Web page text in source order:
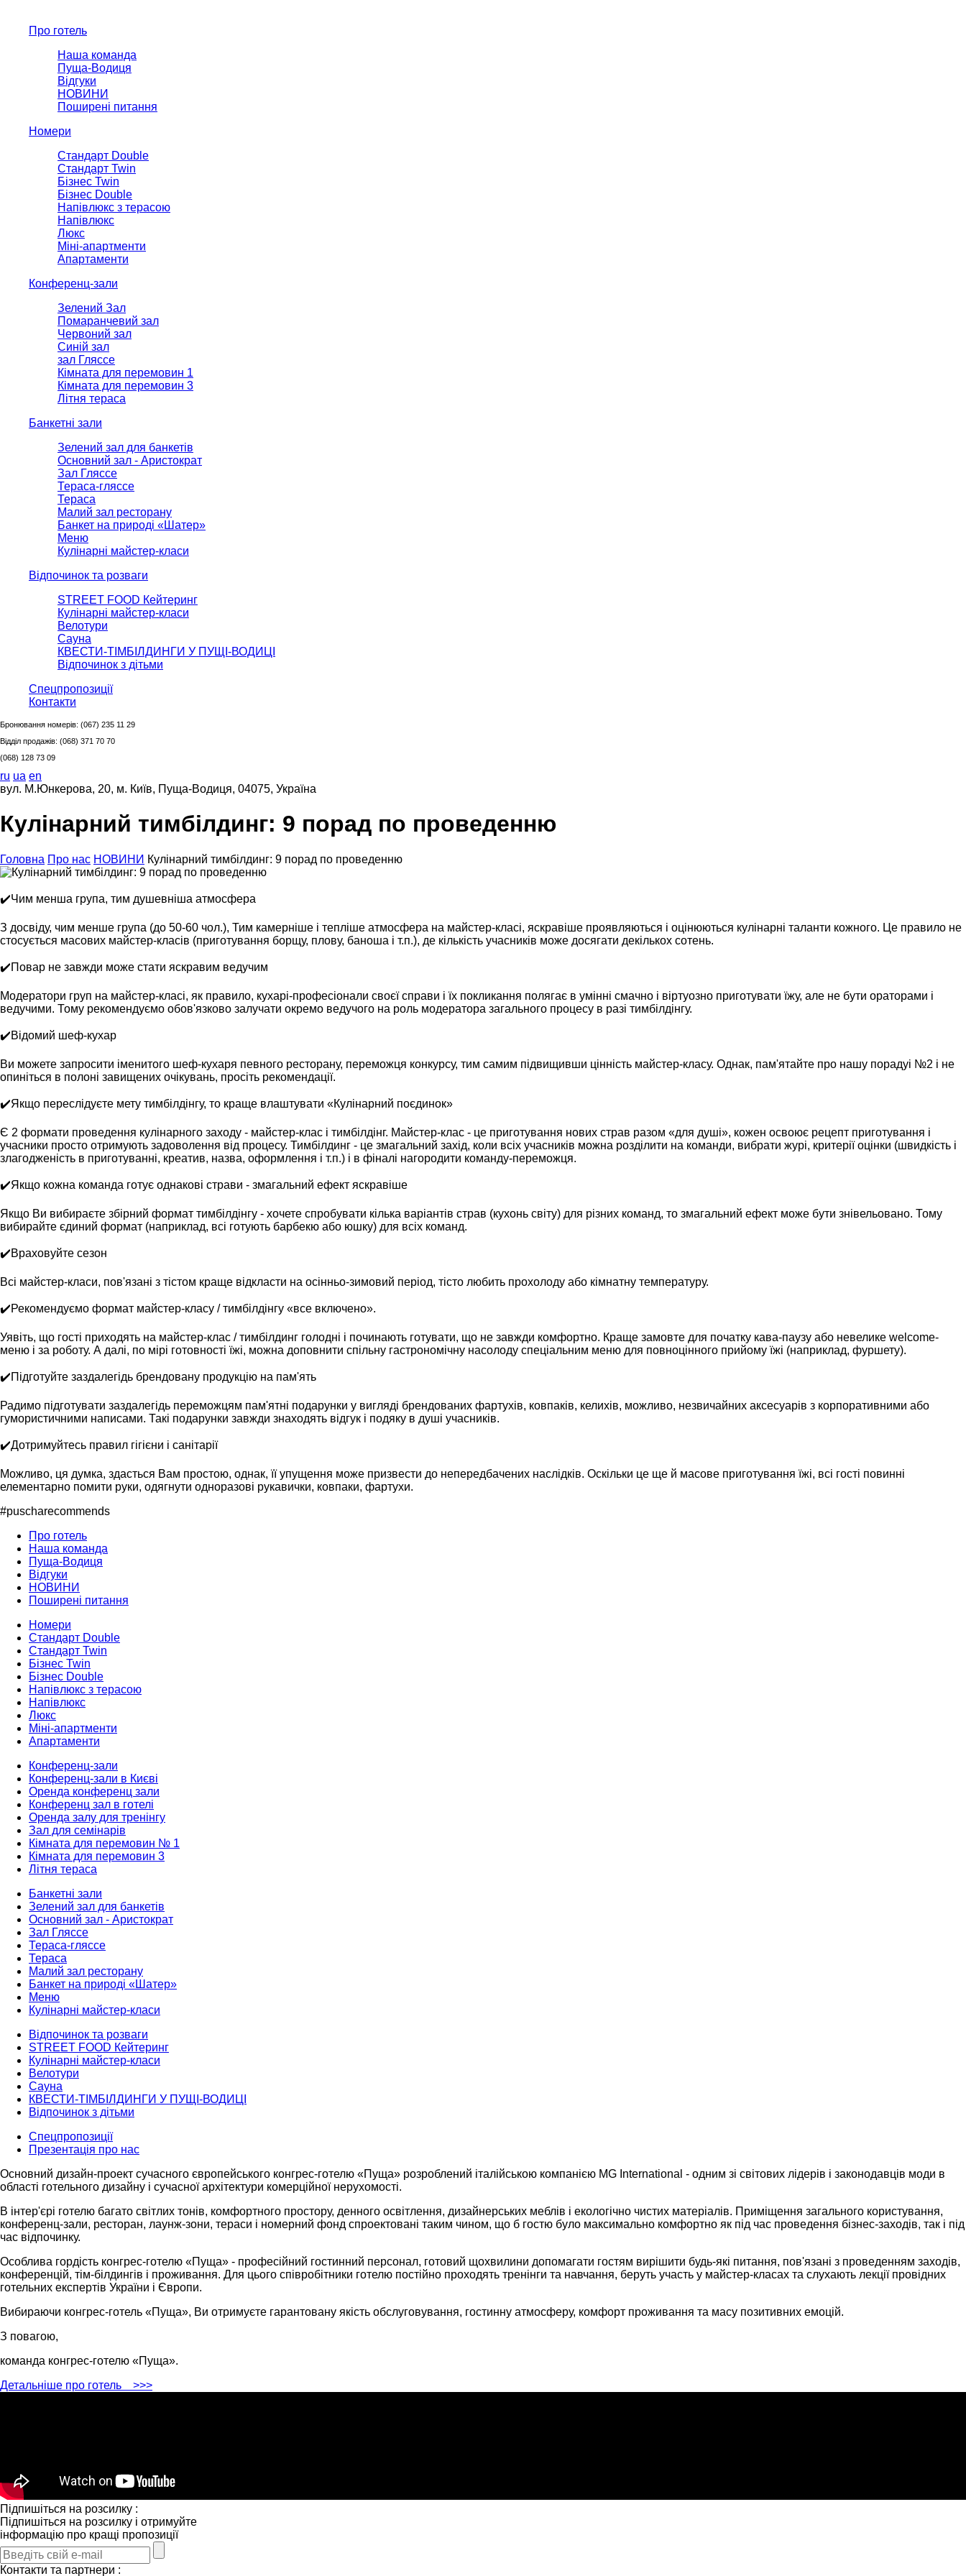
Про готель
Наша команда
Пуща-Водиця
Відгуки
НОВИНИ
Поширені питання
Номери
Стандарт Double
Стандарт Twin
Бізнес Twin
Бізнес Double
Напівлюкс з терасою
Напівлюкс
Люкс
Міні-апартменти
Апартаменти
Конференц-зали
Зелений Зал
Помаранчевий зал
Червоний зал
Синій зал
зал Гляссе
Кімната для перемовин 1
Кімната для перемовин 3
Літня тераса
Банкетні зали
Зелений зал для банкетів
Основний зал - Аристократ
Зал Гляссе
Тераса-гляссе
Тераса
Малий зал ресторану
Банкет на природі «Шатер»
Меню
Кулінарні майстер-класи
Відпочинок та розваги
STREET FOOD Кейтеринг
Кулінарні майстер-класи
Велотури
Сауна
КВЕСТИ-ТІМБІЛДИНГИ У ПУЩІ-ВОДИЦІ
Відпочинок з дітьми
Спецпропозиції
Контакти
Бронювання номерів: (067) 235 11 29
Відділ продажів: (068) 371 70 70
(068) 128 73 09
ru ua en
вул. М.Юнкерова, 20, м. Київ, Пуща-Водиця, 04075, Україна
Кулінарний тимбілдинг: 9 порад по проведенню
Головна Про нас НОВИНИ Кулінарний тимбілдинг: 9 порад по проведенню
✔️Чим менша група, тим душевніша атмосфера
З досвіду, чим менше група (до 50-60 чол.), Тим камерніше і тепліше атмосфера на майстер-класі, яскравіше проявляються і оцінюються кулінарні таланти кожного. Це правило не
стосується масових майстер-класів (приготування борщу, плову, баноша і т.п.), де кількість учасників може досягати декількох сотень.
✔️Повар не завжди може стати яскравим ведучим
Модератори груп на майстер-класі, як правило, кухарі-професіонали своєї справи і їх покликання полягає в умінні смачно і віртуозно приготувати їжу, але не бути ораторами і
ведучими. Тому рекомендуємо обов'язково залучати окремо ведучого на роль модератора загального процесу в разі тимбілдінгу.
✔️Відомий шеф-кухар
Ви можете запросити іменитого шеф-кухаря певного ресторану, переможця конкурсу, тим самим підвищивши цінність майстер-класу. Однак, пам'ятайте про нашу порадуі №2 і не
опиніться в полоні завищених очікувань, просіть рекомендації.
✔️Якщо переслідуєте мету тимбілдінгу, то краще влаштувати «Кулінарний поєдинок»
Є 2 формати проведення кулінарного заходу - майстер-клас і тимбілдінг. Майстер-клас - це приготування нових страв разом «для душі», кожен освоює рецепт приготування і
учасники просто отримують задоволення від процесу. Тимбілдинг - це змагальний захід, коли всіх учасників можна розділити на команди, вибрати журі, критерії оцінки (швидкість і
злагодженість в приготуванні, креатив, назва, оформлення і т.п.) і в фіналі нагородити команду-переможця.
✔️Якщо кожна команда готує однакові страви - змагальний ефект яскравіше
Якщо Ви вибираєте збірний формат тимбілдінгу - хочете спробувати кілька варіантів страв (кухонь світу) для різних команд, то змагальний ефект може бути знівельовано. Тому
вибирайте єдиний формат (наприклад, всі готують барбекю або юшку) для всіх команд.
✔️Враховуйте сезон
Всі майстер-класи, пов'язані з тістом краще відкласти на осінньо-зимовий період, тісто любить прохолоду або кімнатну температуру.
✔️Рекомендуємо формат майстер-класу / тимбілдінгу «все включено».
Уявіть, що гості приходять на майстер-клас / тимбілдинг голодні і починають готувати, що не завжди комфортно. Краще замовте для початку кава-паузу або невелике welcome-
меню і за роботу. А далі, по мірі готовності їжі, можна доповнити спільну гастрономічну насолоду спеціальним меню для повноцінного прийому їжі (наприклад, фуршету).
✔️Підготуйте заздалегідь брендовану продукцію на пам'ять
Радимо підготувати заздалегідь переможцям пам'ятні подарунки у вигляді брендованих фартухів, ковпаків, келихів, можливо, незвичайних аксесуарів з корпоративними або
гумористичними написами. Такі подарунки завжди знаходять відгук і подяку в душі учасників.
✔️Дотримуйтесь правил гігієни і санітарії
Можливо, ця думка, здасться Вам простою, однак, її упущення може призвести до непередбачених наслідків. Оскільки це ще й масове приготування їжі, всі гості повинні
елементарно помити руки, одягнути одноразові рукавички, ковпаки, фартухи.
#puscharecommends
Про готель
Наша команда
Пуща-Водиця
Відгуки
НОВИНИ
Поширені питання
Номери
Стандарт Double
Стандарт Twin
Бізнес Twin
Бізнес Double
Напівлюкс з терасою
Напівлюкс
Люкс
Міні-апартменти
Апартаменти
Конференц-зали
Конференц-зали в Києві
Оренда конференц зали
Конференц зал в готелі
Оренда залу для тренінгу
Зал для семінарів
Кімната для перемовин № 1
Кімната для перемовин 3
Літня тераса
Банкетні зали
Зелений зал для банкетів
Основний зал - Аристократ
Зал Гляссе
Тераса-гляссе
Тераса
Малий зал ресторану
Банкет на природі «Шатер»
Меню
Кулінарні майстер-класи
Відпочинок та розваги
STREET FOOD Кейтеринг
Кулінарні майстер-класи
Велотури
Сауна
КВЕСТИ-ТІМБІЛДИНГИ У ПУЩІ-ВОДИЦІ
Відпочинок з дітьми
Спецпропозиції
Презентація про нас
Основний дизайн-проект сучасного європейського конгрес-готелю «Пуща» розроблений італійською компанією MG International - одним зі світових лідерів і законодавців моди в
області готельного дизайну і сучасної архітектури комерційної нерухомості.
В інтер'єрі готелю багато світлих тонів, комфортного простору, денного освітлення, дизайнерських меблів і екологічно чистих матеріалів. Приміщення загального користування,
конференц-зали, ресторан, лаунж-зони, тераси і номерний фонд спроектовані таким чином, що б гостю було максимально комфортно як під час проведення бізнес-заходів, так і під
час відпочинку.
Особлива гордість конгрес-готелю «Пуща» - професійний гостинний персонал, готовий щохвилини допомагати гостям вирішити будь-які питання, пов'язані з проведенням заходів,
конференцій, тім-білдингів і проживання. Для цього співробітники готелю постійно проходять тренінги та навчання, беруть участь у майстер-класах та слухають лекції провідних
готельних експертів України і Європи.
Вибираючи конгрес-готель «Пуща», Ви отримуєте гарантовану якість обслуговування, гостинну атмосферу, комфорт проживання та масу позитивних емоцій.
З повагою,
команда конгрес-готелю «Пуща».
Детальніше про готель >>>
Підпишіться на розсилку :
Підпишіться на розсилку і отримуйте
інформацію про кращі пропозиції
Контакти та партнери :